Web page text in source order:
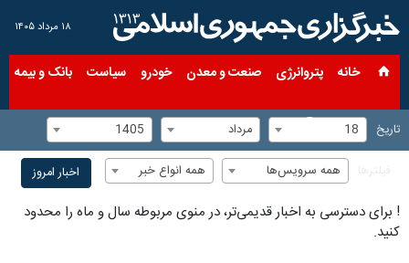
۱۸ مرداد ۱۴۰۵
خانه پتروانرژی صنعت و معدن خودرو سیاست بانک و بیمه
تاریخ 18 مرداد 1405
همه سرویس‌ها همه انواع خبر اخبار امروز
! برای دسترسی به اخبار قدیمی‌تر، در منوی مربوطه سال و ماه را محدود
کنید.